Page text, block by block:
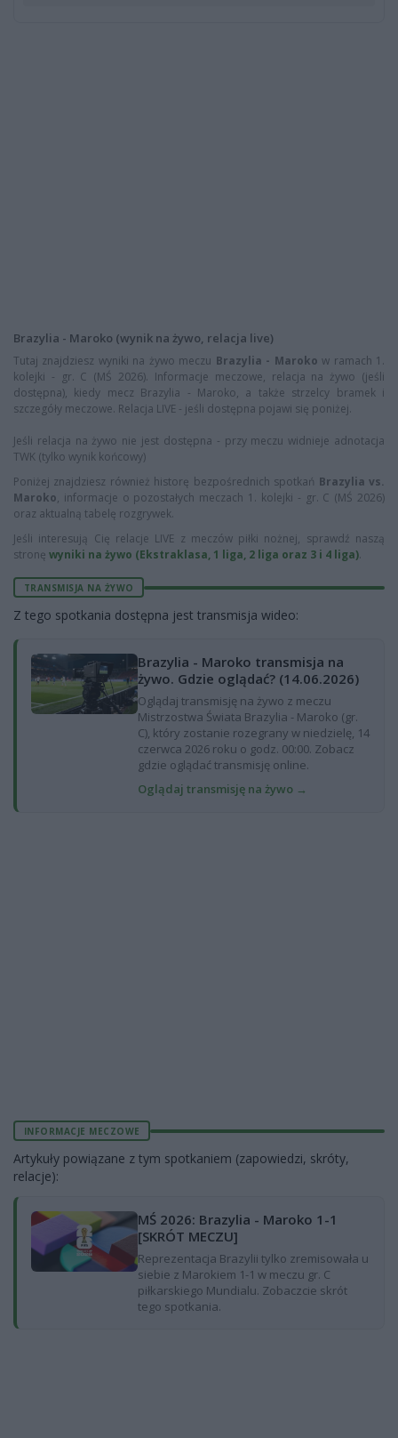
Brazylia - Maroko (wynik na żywo, relacja live)
Tutaj znajdziesz wyniki na żywo meczu Brazylia - Maroko w ramach 1.
kolejki - gr. C (MŚ 2026). Informacje meczowe, relacja na żywo (jeśli
dostępna), kiedy mecz Brazylia - Maroko, a także strzelcy bramek i
szczegóły meczowe. Relacja LIVE - jeśli dostępna pojawi się poniżej.
Jeśli relacja na żywo nie jest dostępna - przy meczu widnieje adnotacja
TWK (tylko wynik końcowy)
Poniżej znajdziesz również historę bezpośrednich spotkań Brazylia vs.
Maroko, informacje o pozostałych meczach 1. kolejki - gr. C (MŚ 2026)
oraz aktualną tabelę rozgrywek.
Jeśli interesują Cię relacje LIVE z meczów piłki nożnej, sprawdź naszą
stronę wyniki na żywo (Ekstraklasa, 1 liga, 2 liga oraz 3 i 4 liga).
TRANSMISJA NA ŻYWO
Z tego spotkania dostępna jest transmisja wideo:
Brazylia - Maroko transmisja na
żywo. Gdzie oglądać? (14.06.2026)
Oglądaj transmisję na żywo z meczu
Mistrzostwa Świata Brazylia - Maroko (gr.
C), który zostanie rozegrany w niedzielę, 14
czerwca 2026 roku o godz. 00:00. Zobacz
gdzie oglądać transmisję online.
Oglądaj transmisję na żywo →
INFORMACJE MECZOWE
Artykuły powiązane z tym spotkaniem (zapowiedzi, skróty,
relacje):
MŚ 2026: Brazylia - Maroko 1-1
[SKRÓT MECZU]
Reprezentacja Brazylii tylko zremisowała u
siebie z Marokiem 1-1 w meczu gr. C
piłkarskiego Mundialu. Zobaczcie skrót
tego spotkania.